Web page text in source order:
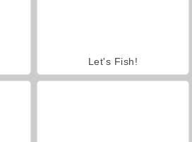
Let's Fish!